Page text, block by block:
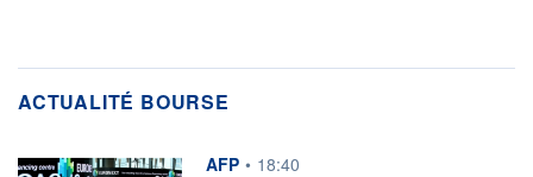
ACTUALITÉ BOURSE
information fournie par
AFP • 18:40